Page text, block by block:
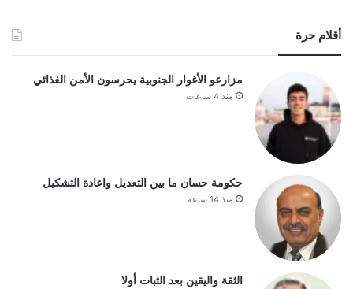
أقلام حرة
مزارعو الأغوار الجنوبية يحرسون الأمن الغذائي
منذ 4 ساعات
حكومة حسان ما بين التعديل واعادة التشكيل
منذ 14 ساعة
الثقة واليقين بعد الثبات أولا